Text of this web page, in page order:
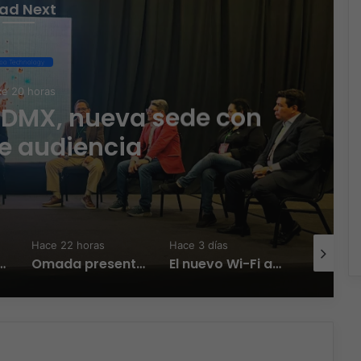
Next
Technology
20 horas
nueva sede con
audiencia
Manager para México
Hace 22 horas
Omada presenta los nuevos Fusion Gateways que simplifican la implementación, reducen costos y aumentan la eficiencia operativa
Hace 3 días
El nuevo Wi-Fi ahora piensa, la IA transforma la conexión del día a día